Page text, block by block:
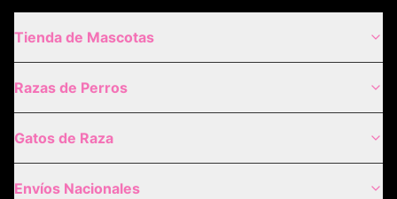
Tienda de Mascotas
Razas de Perros
Gatos de Raza
Envíos Nacionales